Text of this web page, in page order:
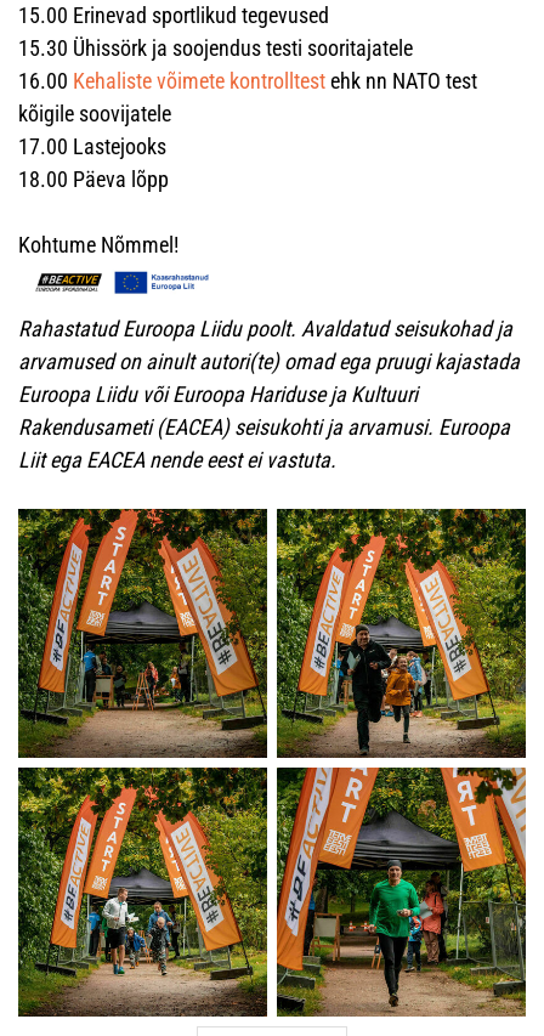
15.00 Erinevad sportlikud tegevused
15.30 Ühissörk ja soojendus testi sooritajatele
16.00 Kehaliste võimete kontrolltestehk nn NATO test
kõigile soovijatele
17.00 Lastejooks
18.00 Päeva lõpp
Kohtume Nõmmel!
Rahastatud Euroopa Liidu poolt. Avaldatud seisukohad ja
arvamused on ainult autori(te) omad ega pruugi kajastada
Euroopa Liidu või Euroopa Hariduse ja Kultuuri
Rakendusameti (EACEA) seisukohti ja arvamusi. Euroopa
Liit ega EACEA nende eest ei vastuta.